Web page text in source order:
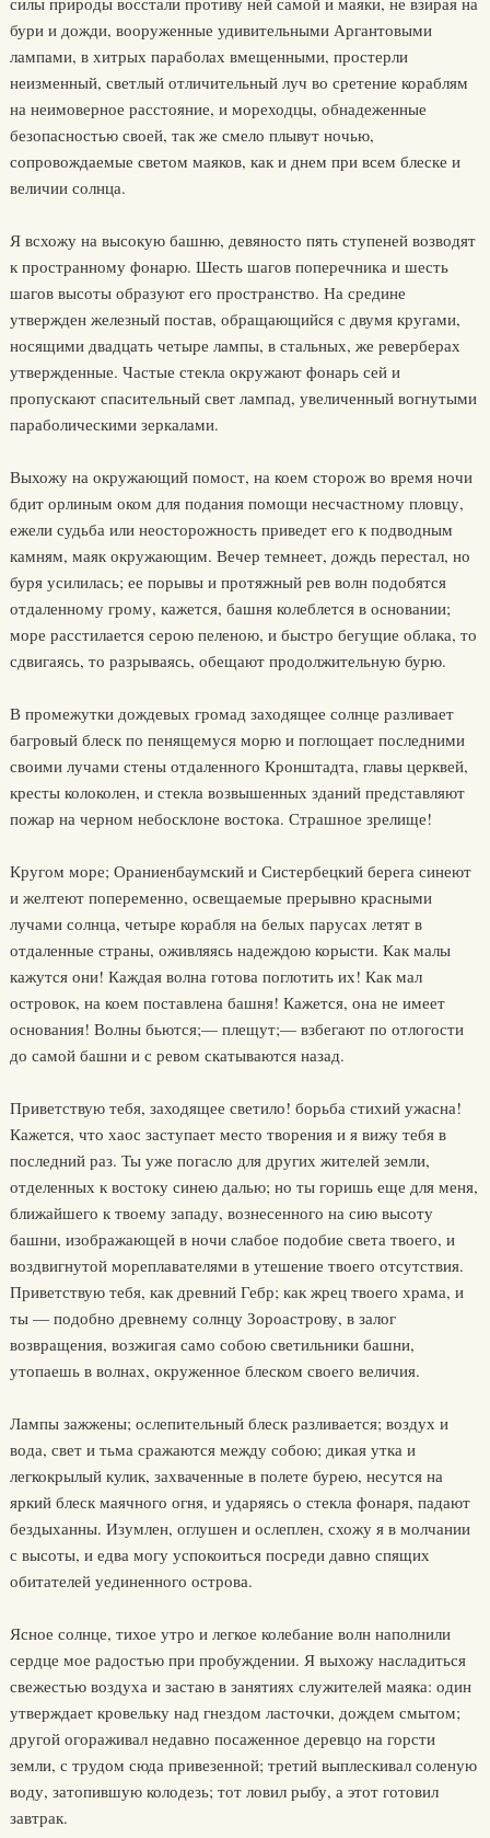
бури и дожди, вооруженные удивительными Аргантовыми
лампами, в хитрых параболах вмещенными, простерли
неизменный, светлый отличительный луч во сретение кораблям
на неимоверное расстояние, и мореходцы, обнадеженные
безопасностью своей, так же смело плывут ночью,
сопровождаемые светом маяков, как и днем при всем блеске и
величии солнца.
Я всхожу на высокую башню, девяносто пять ступеней возводят
к пространному фонарю. Шесть шагов поперечника и шесть
шагов высоты образуют его пространство. На средине
утвержден железный постав, обращающийся с двумя кругами,
носящими двадцать четыре лампы, в стальных, же реверберах
утвержденные. Частые стекла окружают фонарь сей и
пропускают спасительный свет лампад, увеличенный вогнутыми
параболическими зеркалами.
Выхожу на окружающий помост, на коем сторож во время ночи
бдит орлиным оком для подания помощи несчастному пловцу,
ежели судьба или неосторожность приведет его к подводным
камням, маяк окружающим. Вечер темнеет, дождь перестал, но
буря усилилась; ее порывы и протяжный рев волн подобятся
отдаленному грому, кажется, башня колеблется в основании;
море расстилается серою пеленою, и быстро бегущие облака, то
сдвигаясь, то разрываясь, обещают продолжительную бурю.
В промежутки дождевых громад заходящее солнце разливает
багровый блеск по пенящемуся морю и поглощает последними
своими лучами стены отдаленного Кронштадта, главы церквей,
кресты колоколен, и стекла возвышенных зданий представляют
пожар на черном небосклоне востока. Страшное зрелище!
Кругом море; Ораниенбаумский и Систербецкий берега синеют
и желтеют попеременно, освещаемые прерывно красными
лучами солнца, четыре корабля на белых парусах летят в
отдаленные страны, оживляясь надеждою корысти. Как малы
кажутся они! Каждая волна готова поглотить их! Как мал
островок, на коем поставлена башня! Кажется, она не имеет
основания! Волны бьются;— плещут;— взбегают по отлогости
до самой башни и с ревом скатываются назад.
Приветствую тебя, заходящее светило! борьба стихий ужасна!
Кажется, что хаос заступает место творения и я вижу тебя в
последний раз. Ты уже погасло для других жителей земли,
отделенных к востоку синею далью; но ты горишь еще для меня,
ближайшего к твоему западу, вознесенного на сию высоту
башни, изображающей в ночи слабое подобие света твоего, и
воздвигнутой мореплавателями в утешение твоего отсутствия.
Приветствую тебя, как древний Гебр; как жрец твоего храма, и
ты — подобно древнему солнцу Зороастрову, в залог
возвращения, возжигая само собою светильники башни,
утопаешь в волнах, окруженное блеском своего величия.
Лампы зажжены; ослепительный блеск разливается; воздух и
вода, свет и тьма сражаются между собою; дикая утка и
легкокрылый кулик, захваченные в полете бурею, несутся на
яркий блеск маячного огня, и ударяясь о стекла фонаря, падают
бездыханны. Изумлен, оглушен и ослеплен, схожу я в молчании
с высоты, и едва могу успокоиться посреди давно спящих
обитателей уединенного острова.
Ясное солнце, тихое утро и легкое колебание волн наполнили
сердце мое радостью при пробуждении. Я выхожу насладиться
свежестью воздуха и застаю в занятиях служителей маяка: один
утверждает кровельку над гнездом ласточки, дождем смытом;
другой огораживал недавно посаженное деревцо на горсти
земли, с трудом сюда привезенной; третий выплескивал соленую
воду, затопившую колодезь; тот ловил рыбу, а этот готовил
завтрак.